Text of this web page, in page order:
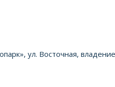
ул. Восточная,